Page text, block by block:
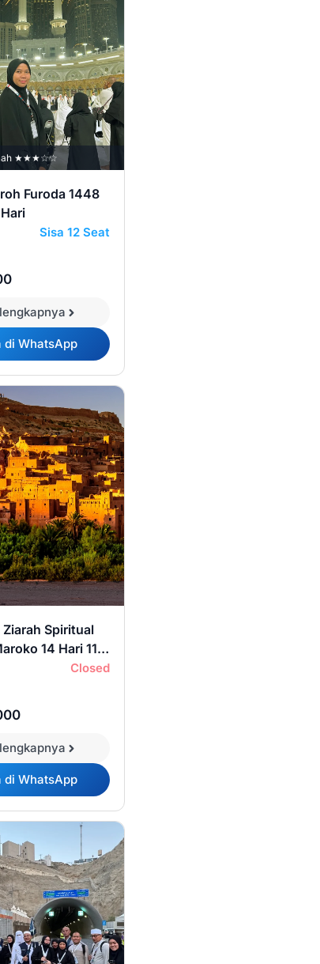
★★★☆☆
Furoda 1448
Sisa 12 Seat
di WhatsApp
Ziarah Spiritual
14 Hari 11
Closed
di WhatsApp